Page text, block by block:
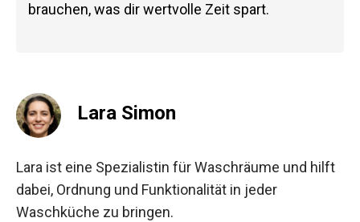
brauchen, was dir wertvolle Zeit spart.
Lara Simon
Lara ist eine Spezialistin für Waschräume und hilft
dabei, Ordnung und Funktionalität in jeder
Waschküche zu bringen.